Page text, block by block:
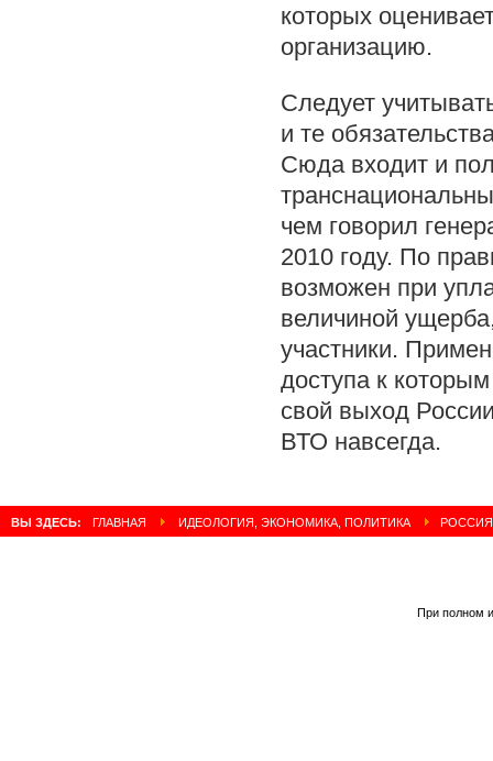
которых
организацию.
Следует
и те
Сюда входит и
чем говорил
2010 году. По
возможен при
величиной
участники.
доступа к
свой выход
ВТО навсегда.
ВЫ ЗДЕСЬ: ГЛАВНАЯ ИДЕОЛОГИЯ, ЭКОНОМИКА, ПОЛИТИКА РОССИЯ
При полном